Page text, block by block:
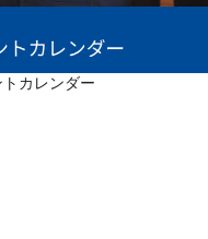
カレンダー